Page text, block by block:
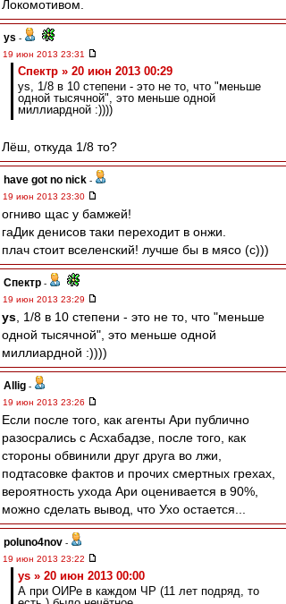
Локомотивом.
ys -
19 июн 2013 23:31
Спектр » 20 июн 2013 00:29
ys, 1/8 в 10 степени - это не то, что "меньше
одной тысячной", это меньше одной
миллиардной :))))
Лёш, откуда 1/8 то?
have got no nick -
19 июн 2013 23:30
огниво щас у бамжей!
гаДик денисов таки переходит в онжи.
плач стоит вселенский! лучше бы в мясо (с)))
Спектр -
19 июн 2013 23:29
ys , 1/8 в 10 степени - это не то, что "меньше
одной тысячной", это меньше одной
миллиардной :))))
Allig -
19 июн 2013 23:26
Если после того, как агенты Ари публично
разосрались с Асхабадзе, после того, как
стороны обвинили друг друга во лжи,
подтасовке фактов и прочих смертных грехах,
вероятность ухода Ари оценивается в 90%,
можно сделать вывод, что Ухо остается...
poluno4nov -
19 июн 2013 23:22
ys » 20 июн 2013 00:00
А при ОИРе в каждом ЧР (11 лет подряд, то